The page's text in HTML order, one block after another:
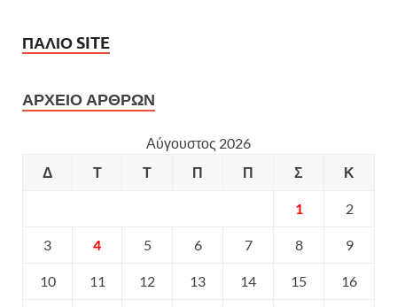
ΠΑΛΙΟ SITE
ΑΡΧΕΙΟ ΑΡΘΡΩΝ
Αύγουστος 2026
Δ
Τ Τ Π Π Σ Κ
1 2
3 4 5 6 7 8 9
10 11 12 13 14 15 16